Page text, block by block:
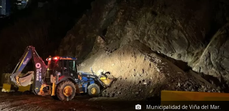
Municipalidad de Viña del Mar.